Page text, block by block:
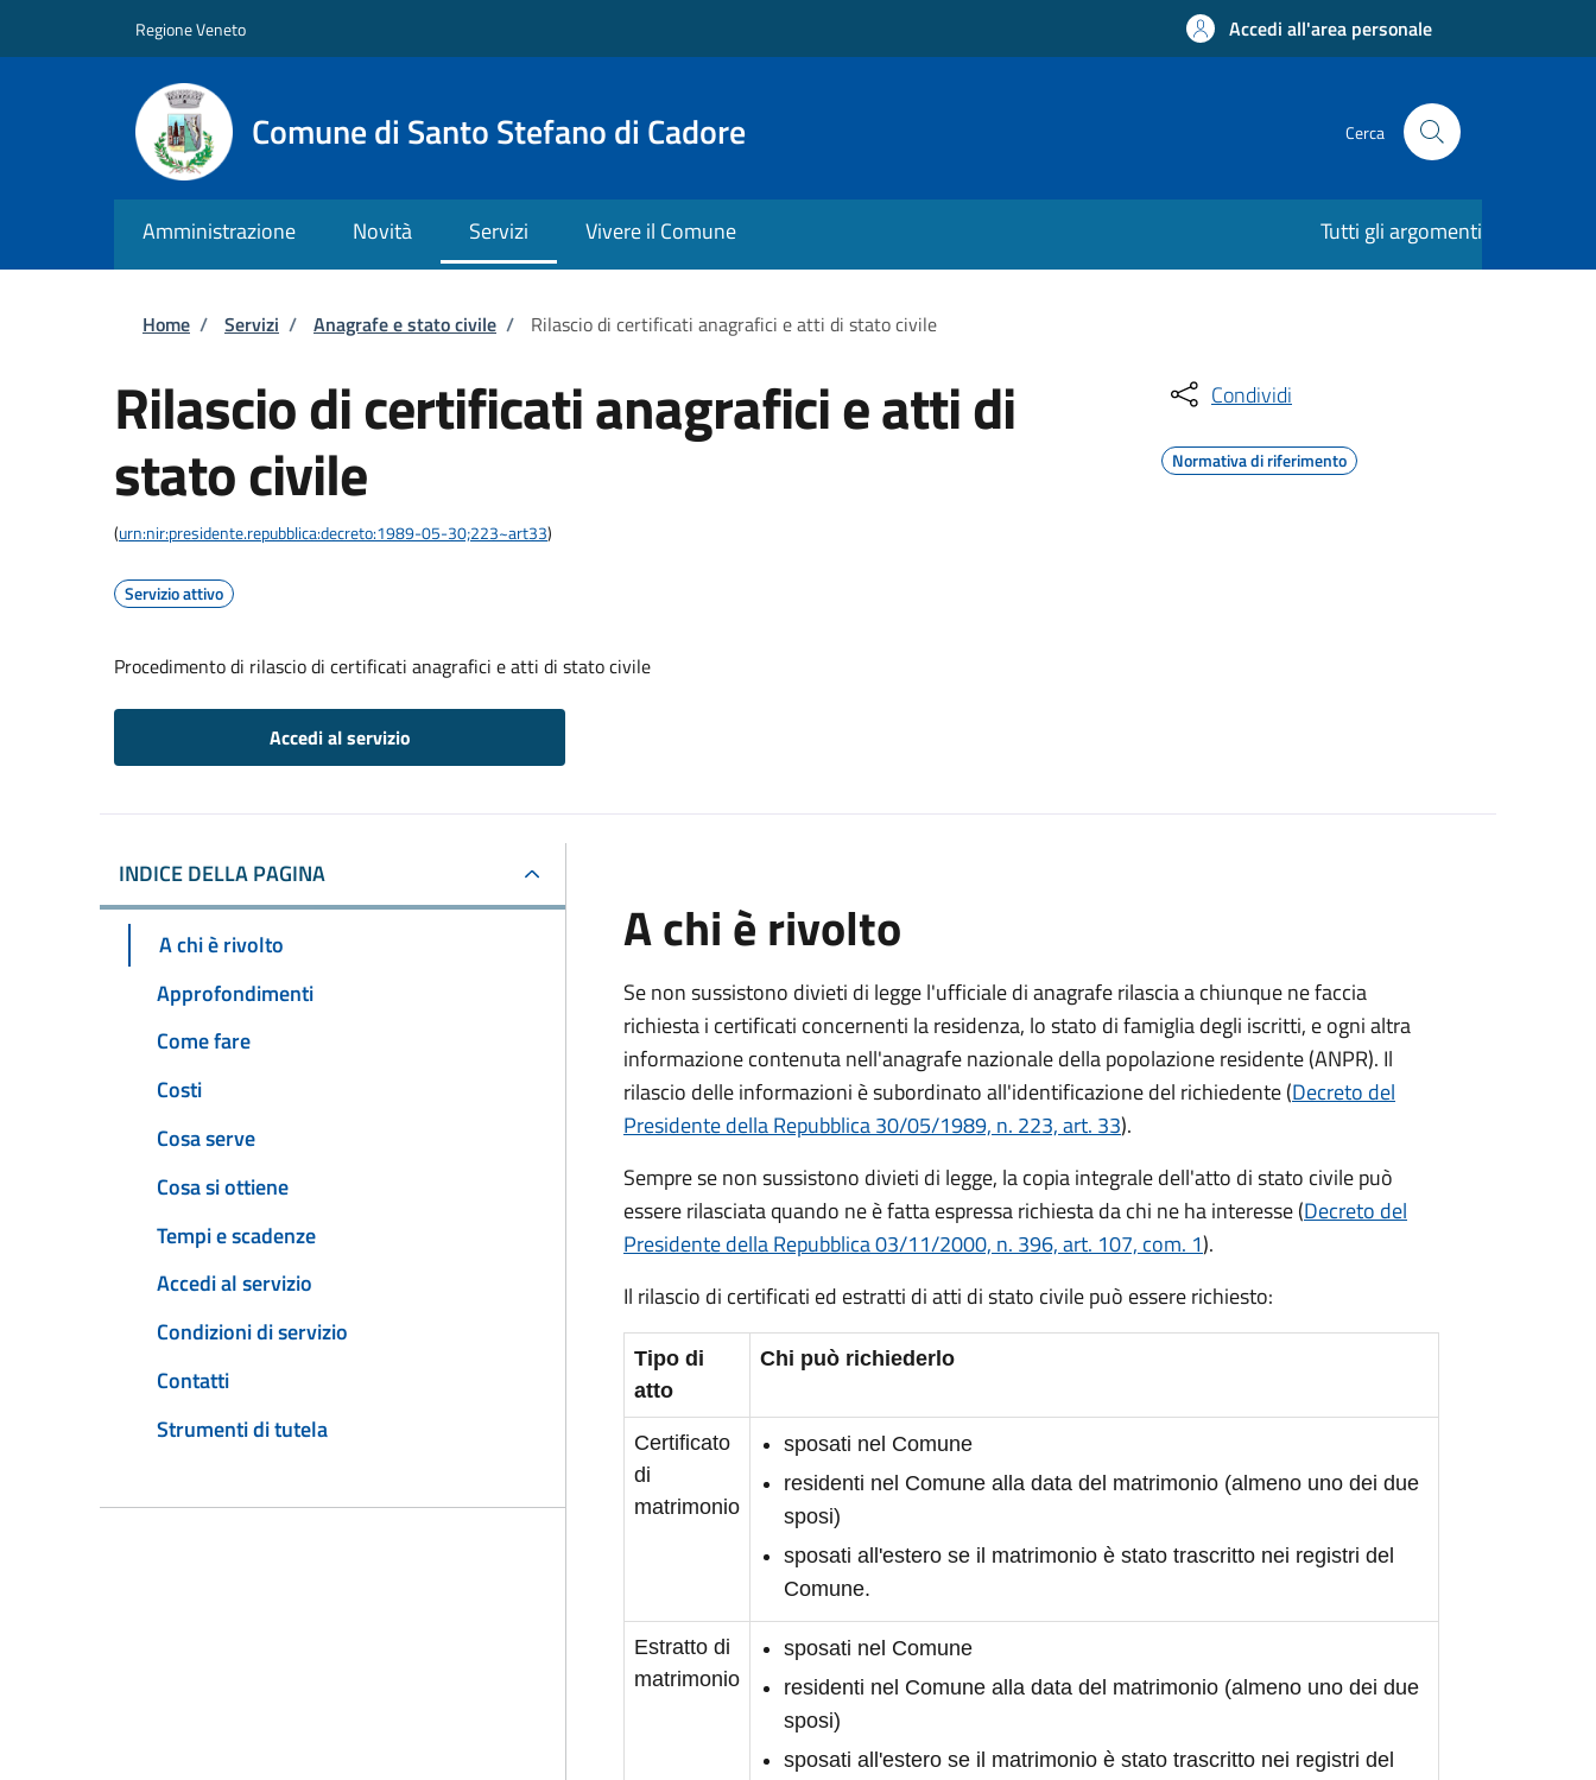
Regione Veneto Accedi all'area personale
Comune di Santo Stefano di Cadore Cerca
Amministrazione Novità Servizi Vivere il Comune Tutti gli argomenti
Briciole di pane
Home / Servizi / Anagrafe e stato civile / Rilascio di certificati anagrafici e atti di stato civile
Rilascio di certificati anagrafici e atti di
stato civile
(urn:nir:presidente.repubblica:decreto:1989-05-30;223~art33)
Servizio attivo
Procedimento di rilascio di certificati anagrafici e atti di stato civile
Accedi al servizio
Condividi
Normativa di riferimento
INDICE DELLA PAGINA
A chi è rivolto
Approfondimenti
Come fare
Costi
Cosa serve
Cosa si ottiene
Tempi e scadenze
Accedi al servizio
Condizioni di servizio
Contatti
Strumenti di tutela
A chi è rivolto
Se non sussistono divieti di legge l'ufficiale di anagrafe rilascia a chiunque ne faccia
richiesta i certificati concernenti la residenza, lo stato di famiglia degli iscritti, e ogni altra
informazione contenuta nell'anagrafe nazionale della popolazione residente (ANPR). Il
rilascio delle informazioni è subordinato all'identificazione del richiedente (Decreto del
Presidente della Repubblica 30/05/1989, n. 223, art. 33).
Sempre se non sussistono divieti di legge, la copia integrale dell'atto di stato civile può
essere rilasciata quando ne è fatta espressa richiesta da chi ne ha interesse (Decreto del
Presidente della Repubblica 03/11/2000, n. 396, art. 107, com. 1).
Il rilascio di certificati ed estratti di atti di stato civile può essere richiesto:
Tipo di
atto
Chi può richiederlo
Certificato
di
matrimonio
sposati nel Comune
residenti nel Comune alla data del matrimonio (almeno uno dei due
sposi)
sposati all'estero se il matrimonio è stato trascritto nei registri del
Comune.
Estratto di
matrimonio
sposati nel Comune
residenti nel Comune alla data del matrimonio (almeno uno dei due
sposi)
sposati all'estero se il matrimonio è stato trascritto nei registri del